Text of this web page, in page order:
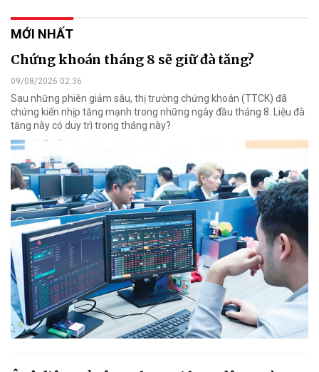
MỚI NHẤT
Chứng khoán tháng 8 sẽ giữ đà tăng?
09/08/2026 02:36
Sau những phiên giảm sâu, thị trường chứng khoán (TTCK) đã
chứng kiến nhịp tăng mạnh trong những ngày đầu tháng 8. Liệu đà
tăng này có duy trì trong tháng này?